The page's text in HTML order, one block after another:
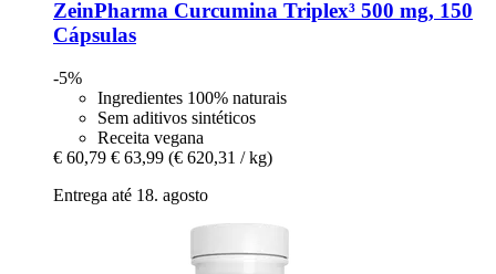
ZeinPharma Curcumina Triplex³ 500 mg, 150
Cápsulas
-5%
Ingredientes 100% naturais
Sem aditivos sintéticos
Receita vegana
€ 60,79 € 63,99 (€ 620,31 / kg)
Entrega até 18. agosto